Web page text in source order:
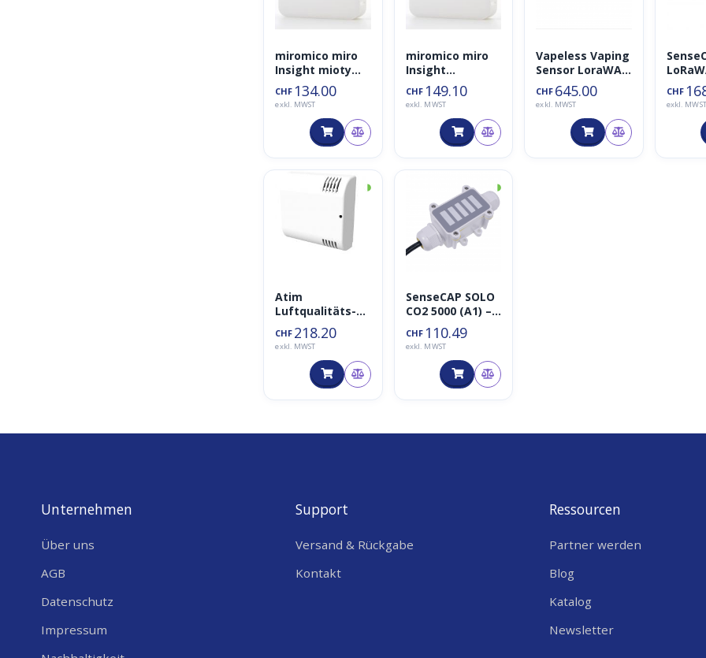
miromico miro
Insight mioty
Sensor (+CO2)
CHF 134.00
exkl. MWST
miromico miro
Insight
LoraWAN Sensor
(+Co2 und
Luftdruck)
CHF 149.10
exkl. MWST
Vapeless Vaping
Sensor LoraWAN
868MHz
CHF 645.00
exkl. MWST
und
CHF
exkl. MWST
◑
Atim
Luftqualitäts-
Sensor
Temperatur,
Luftfeuchtigkei
t, CO2, VOC –
ACW/THAQ
CHF 218.20
exkl. MWST
◑
SenseCAP SOLO
CO2 5000 (A1) –
NDIR CO2
Sensor,
MODBUS-RTU
RS485 & SDI-12
CHF 110.49
exkl. MWST
Unternehmen
Über uns
AGB
Datenschutz
Impressum
Support
Versand & Rückgabe
Kontakt
Ressourcen
Partner werden
Blog
Katalog
Newsletter